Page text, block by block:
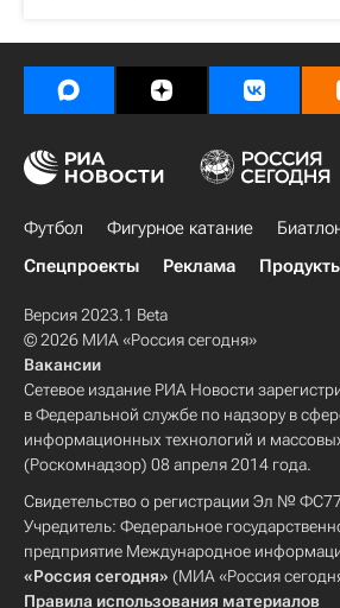
Футбол Фигурное катание
Спецпроекты
Реклама
Версия 2023.1 Beta
© 2026 МИА «Россия сегодня»
Вакансии
Сетевое издание РИА Новости
в Федеральной службе по надзору в
информационных технологий и
(Роскомнадзор) 08 апреля 2014 года.
Свидетельство о регистрации Эл №
Учредитель: Федеральное
предприятие Международное
«Россия сегодня» (МИА «Россия
Правила использования материалов